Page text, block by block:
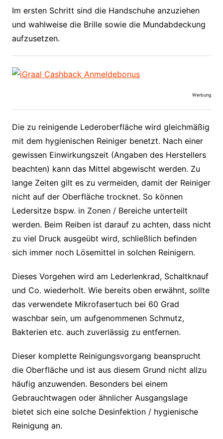
Im ersten Schritt sind die Handschuhe anzuziehen
und wahlweise die Brille sowie die Mundabdeckung
aufzusetzen.
Werbung
Die zu reinigende Lederoberfläche wird gleichmäßig
mit dem hygienischen Reiniger benetzt. Nach einer
gewissen Einwirkungszeit (Angaben des Herstellers
beachten) kann das Mittel abgewischt werden. Zu
lange Zeiten gilt es zu vermeiden, damit der Reiniger
nicht auf der Oberfläche trocknet. So können
Ledersitze bspw. in Zonen / Bereiche unterteilt
werden. Beim Reiben ist darauf zu achten, dass nicht
zu viel Druck ausgeübt wird, schließlich befinden
sich immer noch Lösemittel in solchen Reinigern.
Dieses Vorgehen wird am Lederlenkrad, Schaltknauf
und Co. wiederholt. Wie bereits oben erwähnt, sollte
das verwendete Mikrofasertuch bei 60 Grad
waschbar sein, um aufgenommenen Schmutz,
Bakterien etc. auch zuverlässig zu entfernen.
Dieser komplette Reinigungsvorgang beansprucht
die Oberfläche und ist aus diesem Grund nicht allzu
häufig anzuwenden. Besonders bei einem
Gebrauchtwagen oder ähnlicher Ausgangslage
bietet sich eine solche Desinfektion / hygienische
Reinigung an.